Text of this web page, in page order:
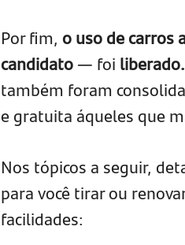
Por fim, o uso de carros
candidato— foi liberado.
também foram
e gratuita áqueles que
Nos tópicos a seguir,
para você tirar ou
facilidades: